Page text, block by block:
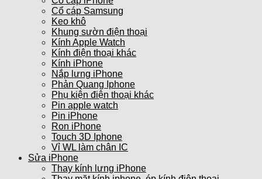
Cổ cáp Samsung
Keo khô
Khung sườn điện thoại
Kính Apple Watch
Kính điện thoại khác
Kính iPhone
Nắp lưng iPhone
Phản Quang Iphone
Phụ kiện điện thoại khác
Pin apple watch
Pin iPhone
Ron iPhone
Touch 3D Iphone
Vỉ WL làm chân IC
Sửa iPhone
Thay kính lưng iPhone